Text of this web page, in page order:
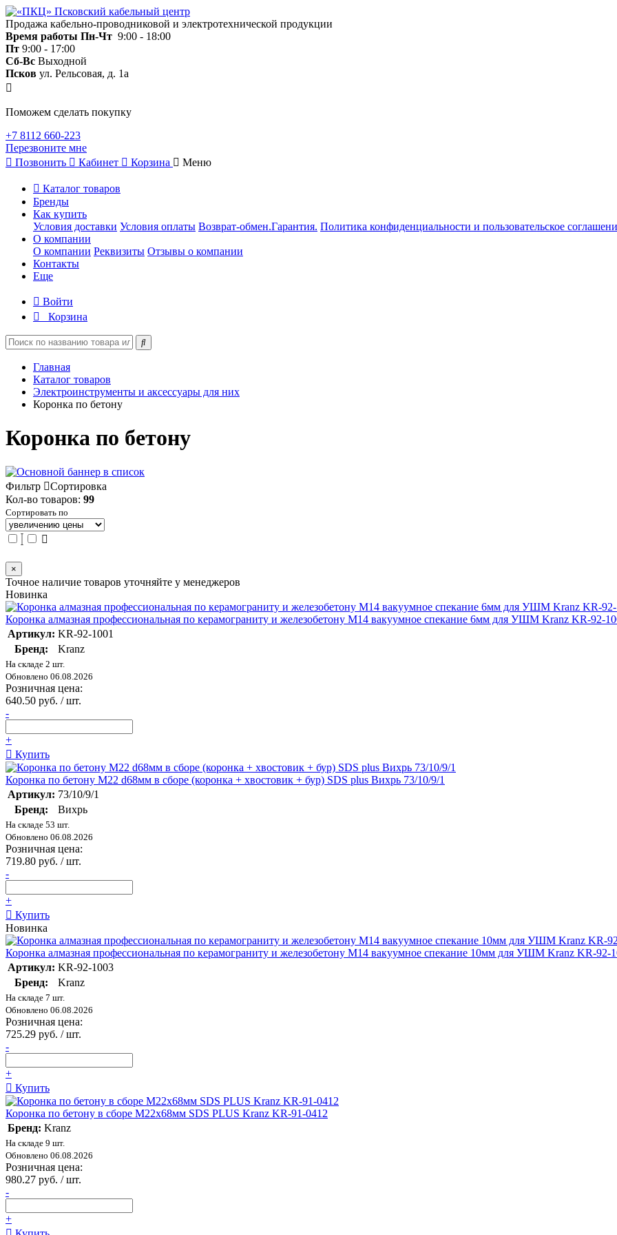
Продажа кабельно-проводниковой и электротехнической продукции
Время работы Пн-Чт 9:00 - 18:00
Пт 9:00 - 17:00
Сб-Вс Выходной
Псков ул. Рельсовая, д. 1а
Поможем сделать покупку
+7 8112 660-223
Перезвоните мне
Позвонить
Кабинет Корзина Меню
Каталог товаров
Бренды
Как купить
Условия доставки Условия оплаты Возврат-обмен.Гарантия. Политика конфиденциальности и пользовательское
О компании
О компании Реквизиты Отзывы о компании
Контакты
Еще
Войти
Корзина
Главная
Каталог товаров
Электроинструменты и аксессуары для них
Коронка по бетону
Коронка по бетону
Фильтр
Сортировка
Кол-во товаров: 99
Сортировать по
×
Точное наличие товаров уточняйте у менеджеров
Новинка
Коронка алмазная профессиональная по керамограниту и железобетону М14 вакуумное спекание 6мм для УШМ Kranz KR-92-
Артикул: KR-92-1001
Бренд:
Kranz
На складе 2 шт.
Обновлено 06.08.2026
Розничная цена:
640.50 руб. / шт.
-
+
Купить
Коронка по бетону М22 d68мм в сборе (коронка + хвостовик + бур) SDS plus Вихрь 73/10/9/1
Артикул: 73/10/9/1
Бренд:
Вихрь
На складе 53 шт.
Обновлено 06.08.2026
Розничная цена:
719.80 руб. / шт.
-
+
Купить
Новинка
Коронка алмазная профессиональная по керамограниту и железобетону М14 вакуумное спекание 10мм для УШМ Kranz KR-92-
Артикул: KR-92-1003
Бренд:
Kranz
На складе 7 шт.
Обновлено 06.08.2026
Розничная цена:
725.29 руб. / шт.
-
+
Купить
Коронка по бетону в сборе М22х68мм SDS PLUS Kranz KR-91-0412
Бренд: Kranz
На складе 9 шт.
Обновлено 06.08.2026
Розничная цена:
980.27 руб. / шт.
-
+